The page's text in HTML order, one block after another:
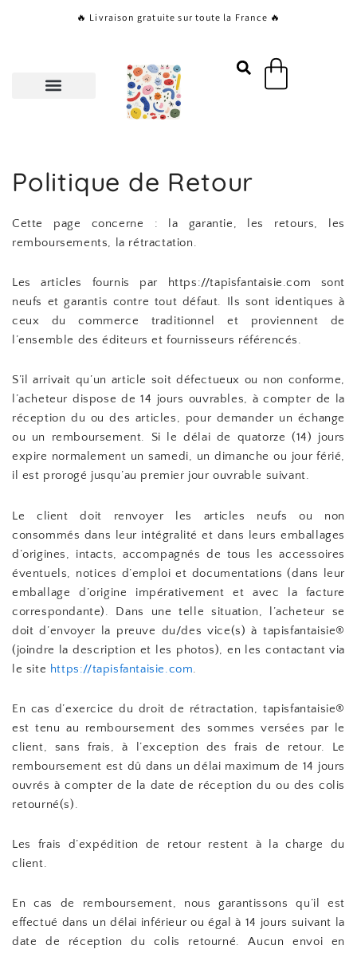
🔥 Livraison gratuite sur toute la France 🔥
Panier
Politique de Retour
Cette page concerne : la garantie, les retours, les
remboursements, la rétractation.
Les articles fournis par https://tapisfantaisie.com sont
neufs et garantis contre tout défaut. Ils sont identiques à
ceux du commerce traditionnel et proviennent de
l’ensemble des éditeurs et fournisseurs référencés.
S’il arrivait qu’un article soit défectueux ou non conforme,
l’acheteur dispose de 14 jours ouvrables, à compter de la
réception du ou des articles, pour demander un échange
ou un remboursement. Si le délai de quatorze (14) jours
expire normalement un samedi, un dimanche ou jour férié,
il est prorogé jusqu’au premier jour ouvrable suivant.
Le client doit renvoyer les articles neufs ou non
consommés dans leur intégralité et dans leurs emballages
d’origines, intacts, accompagnés de tous les accessoires
éventuels, notices d’emploi et documentations (dans leur
emballage d’origine impérativement et avec la facture
correspondante). Dans une telle situation, l’acheteur se
doit d’envoyer la preuve du/des vice(s) à tapisfantaisie®
(joindre la description et les photos), en les contactant via
le site https://tapisfantaisie.com.
En cas d’exercice du droit de rétractation, tapisfantaisie®
est tenu au remboursement des sommes versées par le
client, sans frais, à l’exception des frais de retour. Le
remboursement est dû dans un délai maximum de 14 jours
ouvrés à compter de la date de réception du ou des colis
retourné(s).
Les frais d’expédition de retour restent à la charge du
client.
En cas de remboursement, nous garantissons qu’il est
effectué dans un délai inférieur ou égal à 14 jours suivant la
date de réception du colis retourné. Aucun envoi en